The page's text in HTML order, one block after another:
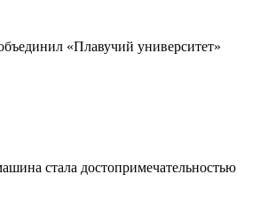
«Плавучий университет»
стала достопримечательностью